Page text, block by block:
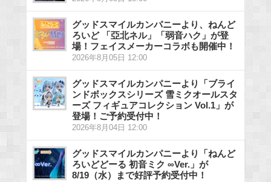
グッドスマイルカンパニーより、ねんど
ろいど 「亞北ネル」「弱音ハク」が登
場！フェイスメーカーコラボも開催中！
2026年8月05日 12:00
グッドスマイルカンパニーより「ブライ
ンドボックスシリーズ 雪ミクオールスタ
ーズ フィギュアコレクション Vol.1」が
登場！ご予約受付中！
2026年8月04日 12:00
グッドスマイルカンパニーより「ねんど
ろいどどーる 初音ミク ∞Ver.」が
8/19（水）まで好評予約受付中！